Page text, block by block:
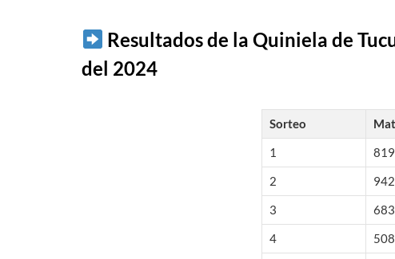
Resultados de la Quiniela de
del 2024
Sorteo
1
2
3
4